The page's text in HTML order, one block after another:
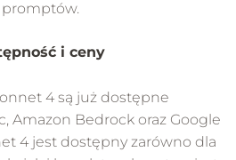
promptów.
i ceny
4 są już dostępne
Amazon Bedrock oraz Google
4 jest dostępny zarówno dla